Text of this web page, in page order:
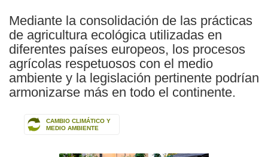
Mediante la consolidación de las prácticas
de agricultura ecológica utilizadas en
diferentes países europeos, los procesos
agrícolas respetuosos con el medio
ambiente y la legislación pertinente podrían
armonizarse más en todo el continente.
CAMBIO CLIMÁTICO Y
MEDIO AMBIENTE